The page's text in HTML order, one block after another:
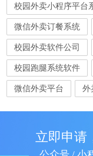
校园外卖小程序平台
微信外卖订餐系统
校园外卖软件公司
校园跑腿系统软件
微信外卖平台 外
立即申请